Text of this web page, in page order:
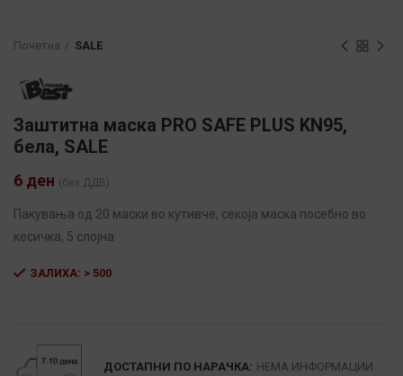
Почетна SALE
Заштитна маска PRO SAFE PLUS KN95,
бела, SALE
6 ден (без ДДВ)
Пакувања од 20 маски во кутивче, секоја маска посебно во
кесичка, 5 слојна
ЗАЛИХА: > 500
ДОСТАПНИ ПО НАРАЧКА: НЕМА ИНФОРМАЦИИ